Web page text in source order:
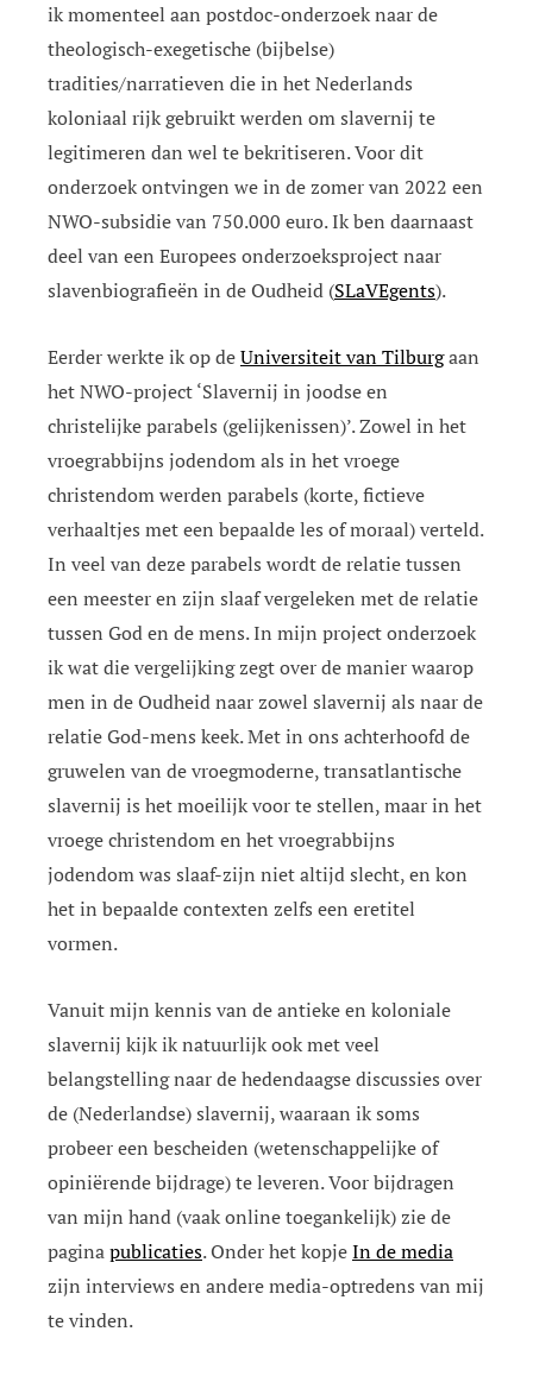
ik momenteel aan postdoc-onderzoek naar de
theologisch-exegetische (bijbelse)
tradities/narratieven die in het Nederlands
koloniaal rijk gebruikt werden om slavernij te
legitimeren dan wel te bekritiseren. Voor dit
onderzoek ontvingen we in de zomer van 2022 een
NWO-subsidie van 750.000 euro. Ik ben daarnaast
deel van een Europees onderzoeksproject naar
slavenbiografieën in de Oudheid (SLaVEgents).
Eerder werkte ik op deUniversiteit van Tilburgaan
het NWO-project ‘Slavernij in joodse en
christelijke parabels (gelijkenissen)’. Zowel in het
vroegrabbijns jodendom als in het vroege
christendom werden parabels (korte, fictieve
verhaaltjes met een bepaalde les of moraal) verteld.
In veel van deze parabels wordt de relatie tussen
een meester en zijn slaaf vergeleken met de relatie
tussen God en de mens. In mijn project onderzoek
ik wat die vergelijking zegt over de manier waarop
men in de Oudheid naar zowel slavernij als naar de
relatie God-mens keek. Met in ons achterhoofd de
gruwelen van de vroegmoderne, transatlantische
slavernij is het moeilijk voor te stellen, maar in het
vroege christendom en het vroegrabbijns
jodendom was slaaf-zijn niet altijd slecht, en kon
het in bepaalde contexten zelfs een eretitel
vormen.
Vanuit mijn kennis van de antieke en koloniale
slavernij kijk ik natuurlijk ook met veel
belangstelling naar de hedendaagse discussies over
de (Nederlandse) slavernij, waaraan ik soms
probeer een bescheiden (wetenschappelijke of
opiniërende bijdrage) te leveren. Voor bijdragen
van mijn hand (vaak online toegankelijk) zie de
paginapublicaties. Onder het kopjeIn de media
zijn interviews en andere media-optredens van mij
te vinden.